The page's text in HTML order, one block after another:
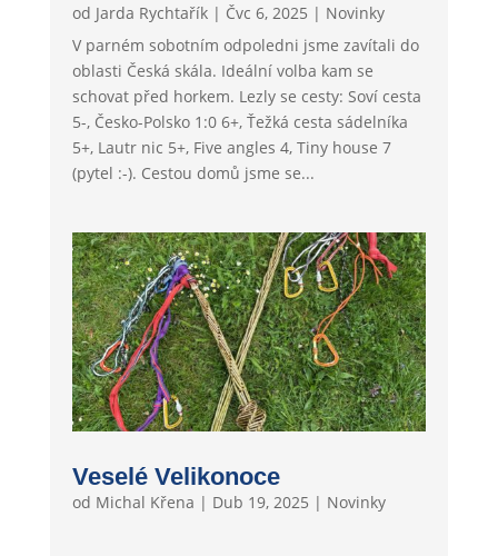
od Jarda Rychtařík| Čvc 6, 2025 | Novinky
V parném sobotním odpoledni jsme zavítali do
oblasti Česká skála. Ideální volba kam se
schovat před horkem. Lezly se cesty: Soví cesta
5-, Česko-Polsko 1:0 6+, Ťežká cesta sádelníka
5+, Lautr nic 5+, Five angles 4, Tiny house 7
(pytel :-). Cestou domů jsme se...
Veselé Velikonoce
od Michal Křena | Dub 19, 2025 | Novinky